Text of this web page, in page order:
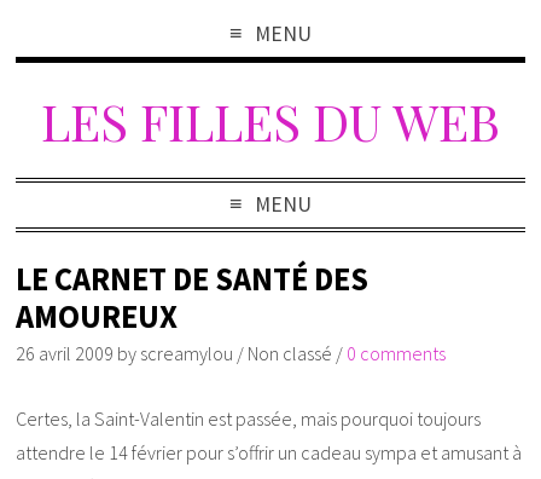
MENU
LES FILLES DU WEB
MENU
LE CARNET DE SANTÉ DES
AMOUREUX
26 avril 2009 by screamylou / Non classé / 0 comments
Certes, la Saint-Valentin est passée, mais pourquoi toujours
attendre le 14 février pour s’offrir un cadeau sympa et amusant à